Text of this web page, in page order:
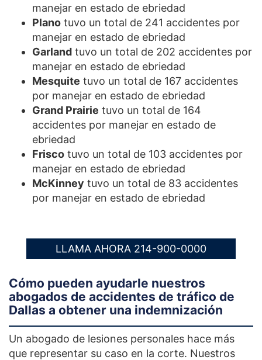
manejar en estado de ebriedad
Plano tuvo un total de 241 accidentes por
manejar en estado de ebriedad
Garland tuvo un total de 202 accidentes por
manejar en estado de ebriedad
Mesquite tuvo un total de 167 accidentes
por manejar en estado de ebriedad
Grand Prairie tuvo un total de 164
accidentes por manejar en estado de
ebriedad
Frisco tuvo un total de 103 accidentes por
manejar en estado de ebriedad
McKinney tuvo un total de 83 accidentes
por manejar en estado de ebriedad
LLAMA AHORA 214-900-0000
Cómo pueden ayudarle nuestros
abogados de accidentes de tráfico de
Dallas a obtener una indemnización
Un abogado de lesiones personales hace más
que representar su caso en la corte. Nuestros